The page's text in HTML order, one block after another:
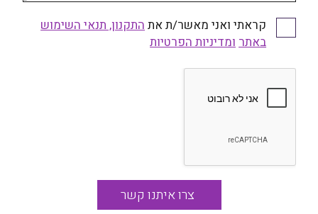
קראתי ואני מאשר/ת את התקנון, תנאי השימוש
באתר ומדיניות הפרטיות